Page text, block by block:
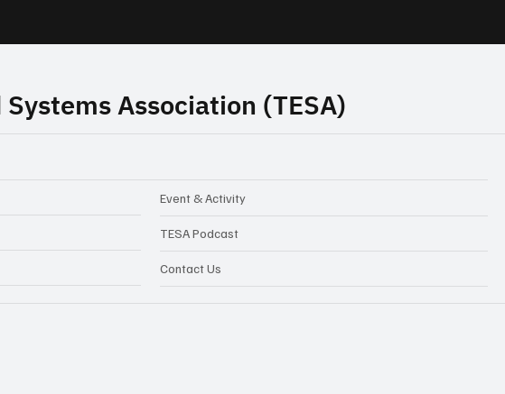
Association (TESA)
Event & Activity
TESA Podcast
Contact Us